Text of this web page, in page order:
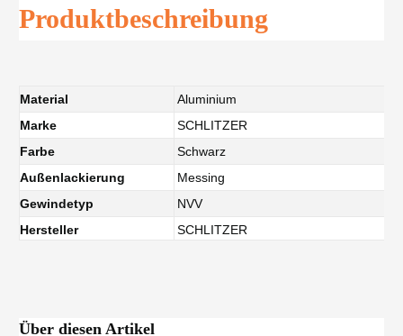
Produktbeschreibung
Material
Aluminium
Marke
SCHLITZER
Farbe
Schwarz
Außenlackierung
Messing
Gewindetyp
NVV
Hersteller
SCHLITZER
Über diesen Artikel